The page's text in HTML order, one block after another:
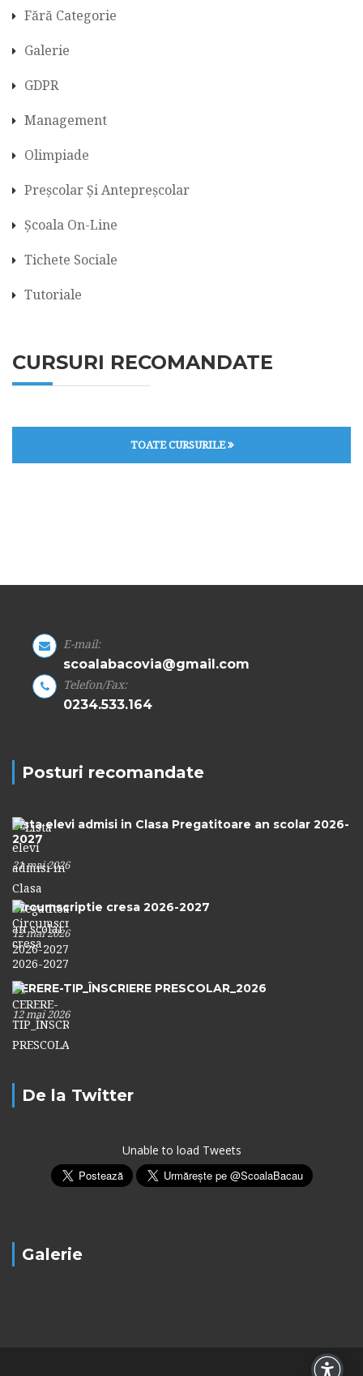
Fără Categorie
Galerie
GDPR
Management
Olimpiade
Preșcolar Și Antepreșcolar
Școala On-Line
Tichete Sociale
Tutoriale
CURSURI RECOMANDATE
TOATE CURSURILE
E-mail:
scoalabacovia@gmail.com
Telefon/Fax:
0234.533.164
Posturi recomandate
Lista elevi admisi in Clasa Pregatitoare an scolar 2026-
2027
21 mai 2026
Circumscriptie cresa 2026-2027
12 mai 2026
CERERE-TIP_ÎNSCRIERE PRESCOLAR_2026
12 mai 2026
De la Twitter
Unable to load Tweets
Galerie